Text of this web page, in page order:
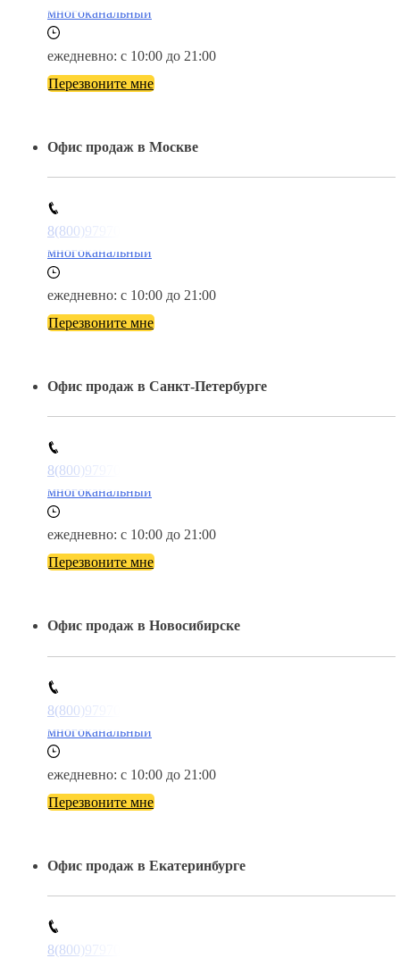
многоканальный
ежедневно: с 10:00 до 21:00
Перезвоните мне
Офис продаж в Москве
8(800)9797043
многоканальный
ежедневно: с 10:00 до 21:00
Перезвоните мне
Офис продаж в Санкт-Петербурге
8(800)9797043
многоканальный
ежедневно: с 10:00 до 21:00
Перезвоните мне
Офис продаж в Новосибирске
8(800)9797043
многоканальный
ежедневно: с 10:00 до 21:00
Перезвоните мне
Офис продаж в Екатеринбурге
8(800)9797043